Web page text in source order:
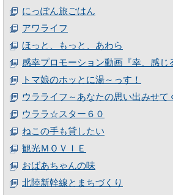
にっぽん旅ごはん
アワライフ
ほっと、もっと、あわら
感幸プロモーション動画『幸、感じ
トマ娘のホッとに湯～っす！
ウラライフ～あなたの思い出みせて
ウララ☆スター６０
ねこの手も貸したい
観光ＭＯＶＩＥ
おばあちゃんの味
北陸新幹線とまちづくり